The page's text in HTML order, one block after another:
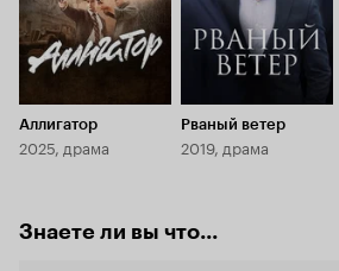
Аллигатор
2025, драма
Рваный ветер
2019, драма
Знаете ли вы что...